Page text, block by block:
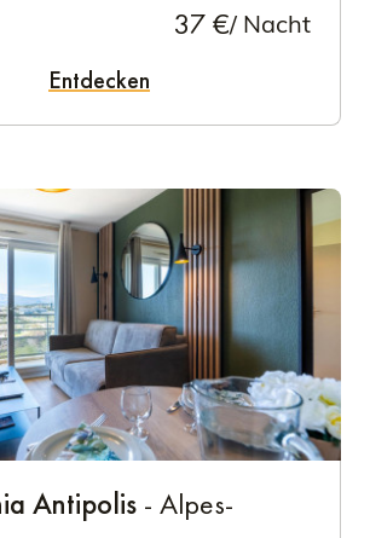
37 €/ Nacht
Entdecken
Antipolis - Alpes-